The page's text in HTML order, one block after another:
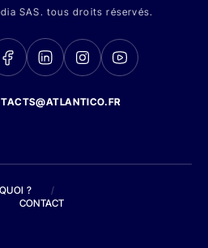
SAS. tous droits réservés.
?
/
CONTACT